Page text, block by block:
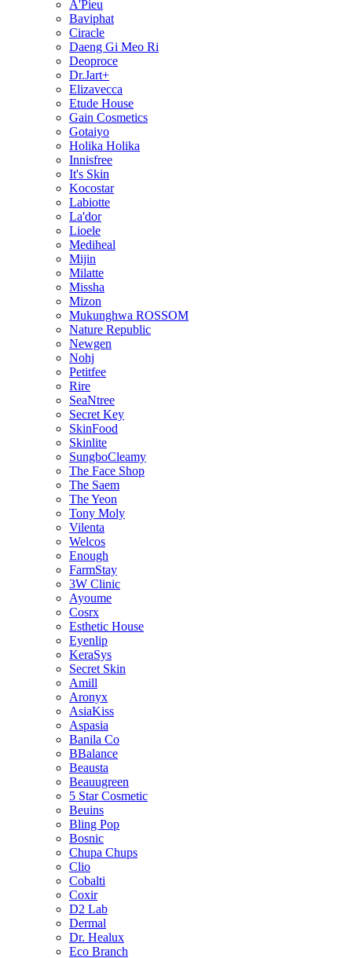
A'Pieu
Baviphat
Ciracle
Daeng Gi Meo Ri
Deoproce
Dr.Jart+
Elizavecca
Etude House
Gain Cosmetics
Gotaiyo
Holika Holika
Innisfree
It's Skin
Kocostar
Labiotte
La'dor
Lioele
Mediheal
Mijin
Milatte
Missha
Mizon
Mukunghwa ROSSOM
Nature Republic
Newgen
Nohj
Petitfee
Rire
SeaNtree
Secret Key
SkinFood
Skinlite
SungboCleamy
The Face Shop
The Saem
The Yeon
Tony Moly
Vilenta
Welcos
Enough
FarmStay
3W Clinic
Ayoume
Cosrx
Esthetic House
Eyenlip
KeraSys
Secret Skin
Amill
Aronyx
AsiaKiss
Aspasia
Banila Co
BBalance
Beausta
Beauugreen
5 Star Cosmetic
Beuins
Bling Pop
Bosnic
Chupa Chups
Clio
Cobalti
Coxir
D2 Lab
Dermal
Dr. Healux
Eco Branch